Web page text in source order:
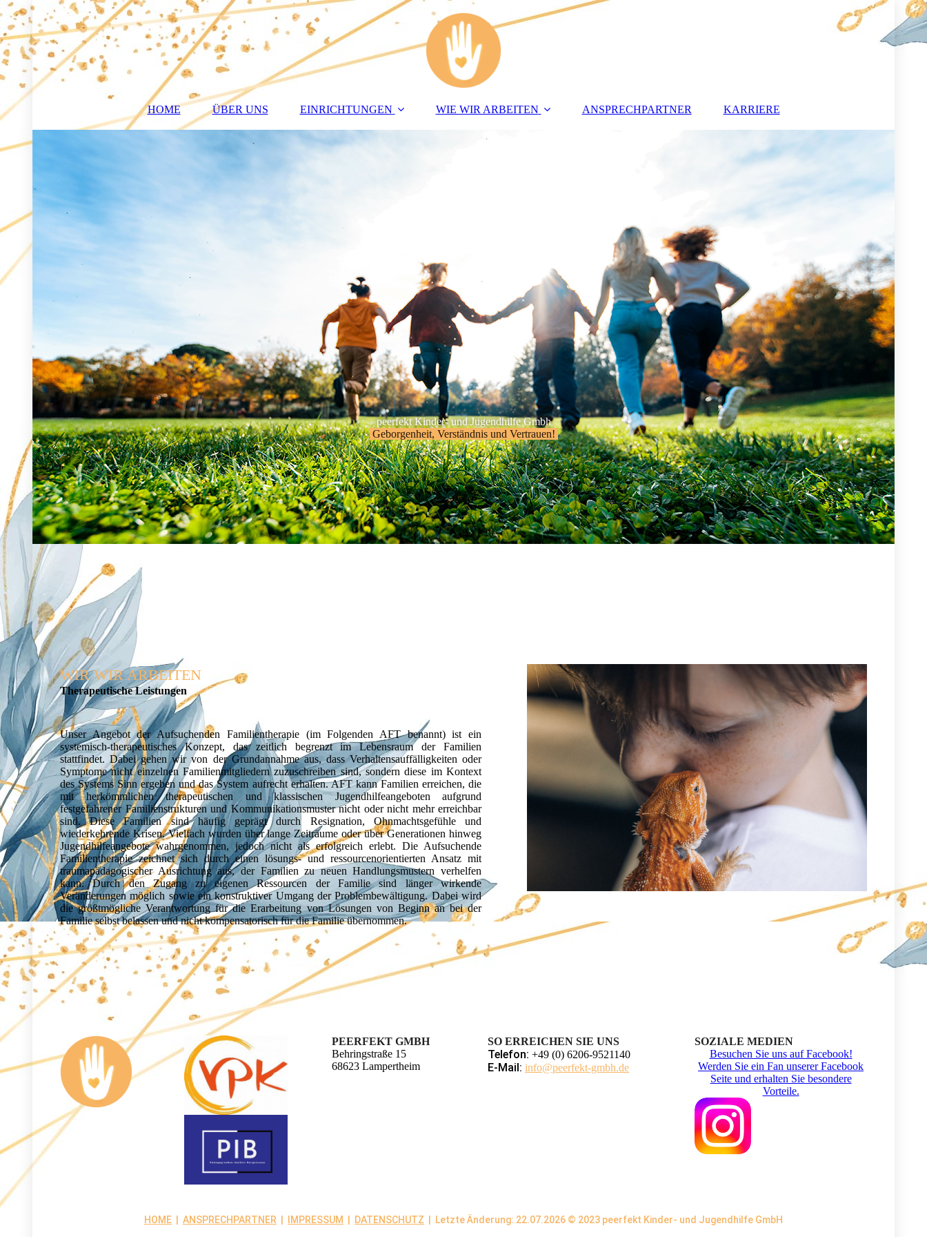
HOME ÜBER UNS EINRICHTUNGEN WIE WIR ARBEITEN ANSPRECHPARTNER KARRIERE
peerfekt Kinder- und Jugendhilfe Gmbh
Geborgenheit, Verständnis und Vertrauen!
WIR WIR ARBEITEN
Therapeu­tische Leistungen
Unser Angebot der Aufsuchenden Familientherapie (im Folgenden AFT benannt) ist ein
systemisch-therapeutisches Konzept, das zeitlich begrenzt im Lebensraum der Familien
stattfindet. Dabei gehen wir von der Grundannahme aus, dass Verhaltensauffälligkeiten oder
Symptome nicht einzelnen Familienmitgliedern zuzuschreiben sind, sondern diese im Kontext
des Systems Sinn ergeben und das System aufrecht erhalten. AFT kann Familien erreichen, die
mit herkömmlichen therapeutischen und klassischen Jugendhilfeangeboten aufgrund
festgefahrener Familienstrukturen und Kommunikationsmuster nicht oder nicht mehr erreichbar
sind. Diese Familien sind häufig geprägt durch Resignation, Ohnmachtsgefühle und
wiederkehrende Krisen. Vielfach wurden über lange Zeiträume oder über Generationen hinweg
Jugendhilfeangebote wahrgenommen, jedoch nicht als erfolgreich erlebt. Die Aufsuchende
Familientherapie zeichnet sich durch einen lösungs- und ressourcenorientierten Ansatz mit
traumapädagogischer Ausrichtung aus, der Familien zu neuen Handlungsmustern verhelfen
kann. Durch den Zugang zu eigenen Ressourcen der Familie sind länger wirkende
Veränderungen möglich sowie ein konstruktiver Umgang der Problembewältigung. Dabei wird
die größtmögliche Verantwortung für die Erarbeitung von Lösungen von Beginn an bei der
Familie selbst belassen und nicht kompensatorisch für die Familie übernommen.
PEERFEKT GMBH
Behringstraße 15
68623 Lampertheim
SO ERREICHEN SIE UNS
Telefon: +49 (0) 6206-9521140
E-Mail: info@peerfekt-gmbh.de
SOZIALE MEDIEN
Besuchen Sie uns auf Facebook!
Werden Sie ein Fan unserer Facebook
Seite und erhalten Sie besondere
Vorteile.
HOME ANSPRECH­PARTNER IMPRESSUM DATENSCHUTZ | Letzte Änderung: 22.07.2026 © 2023 peerfekt Kinder- und Jugendhilfe GmbH